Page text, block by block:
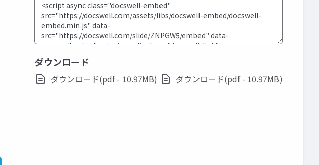
ダウンロード
ダウンロード(pdf - 10.97MB) ダウンロード(pdf - 10.97MB)